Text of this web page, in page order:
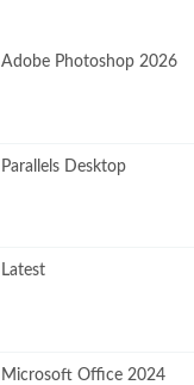
Adobe Photoshop 2026
Parallels Desktop
Latest
Microsoft Office 2024